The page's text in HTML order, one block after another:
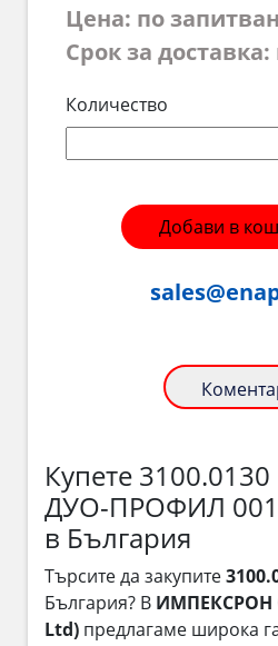
Цена: по
Срок за
Количество
Добави в
Купете
ДУО-ПРОФИЛ
в България
Търсите да закупите
България? В ИМПЕКСРОН
Ltd) предлагаме широка